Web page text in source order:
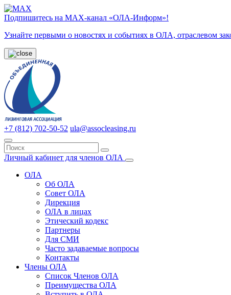
Подпишитесь на МАХ-канал «ОЛА-Информ»!
Узнайте первыми о новостях и событиях в ОЛА, отраслевом
+7 (812) 702-50-52 ula@assocleasing.ru
Личный кабинет для членов ОЛА
ОЛА
Об ОЛА
Совет ОЛА
Дирекция
ОЛА в лицах
Этический кодекс
Партнеры
Для СМИ
Часто задаваемые вопросы
Контакты
Члены ОЛА
Список Членов ОЛА
Преимущества ОЛА